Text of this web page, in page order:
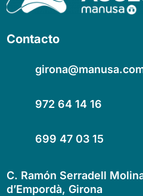
Contacto
972 64 14 16
699 47 03 15
C. Ramón Serradell
d’Empordà, Girona